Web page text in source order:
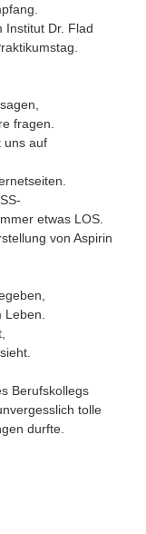
Institut Dr. Flad
fragen.
uns auf
etwas LOS.
von Aspirin
Berufskollegs
tolle
durfte.